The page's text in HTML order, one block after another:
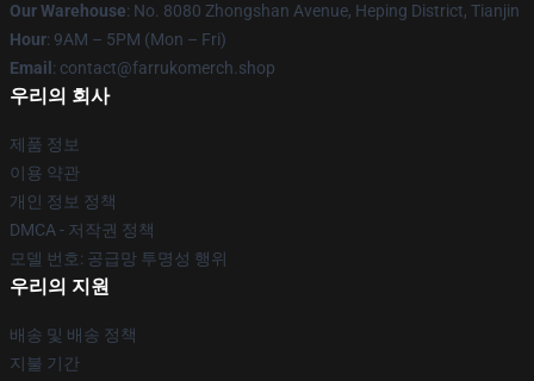
Our Warehouse: No. 8080 Zhongshan Avenue, Heping District, Tianjin
Hour: 9AM – 5PM (Mon – Fri)
Email : contact@farrukomerch.shop
우리의 회사
제품 정보
이용 약관
개인 정보 정책
DMCA - 저작권 정책
모델 번호: 공급망 투명성 행위
우리의 지원
배송 및 배송 정책
지불 기간